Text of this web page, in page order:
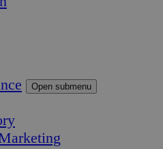
Open submenu